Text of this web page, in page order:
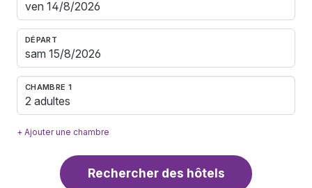
DÉPART
CHAMBRE 1
2 adultes
+ Ajouter une chambre
Rechercher des hôtels